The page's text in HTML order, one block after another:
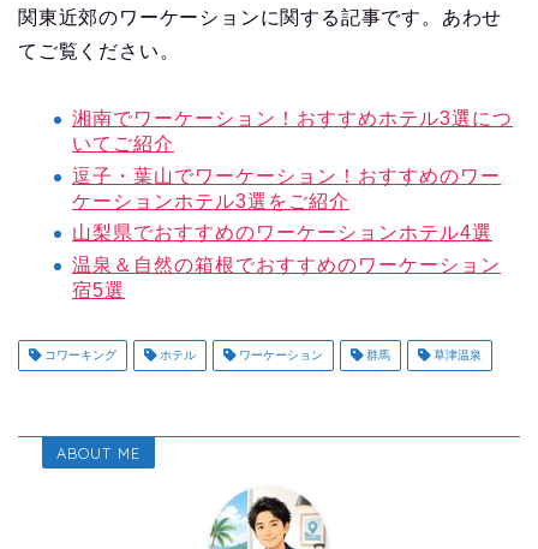
関東近郊のワーケーションに関する記事です。あわせ
てご覧ください。
湘南でワーケーション！おすすめホテル3選につ
いてご紹介
逗子・葉山でワーケーション！おすすめのワー
ケーションホテル3選をご紹介
山梨県でおすすめのワーケーションホテル4選
温泉＆自然の箱根でおすすめのワーケーション
宿5選
コワーキング ホテル ワーケーション 群馬 草津温泉
ABOUT ME